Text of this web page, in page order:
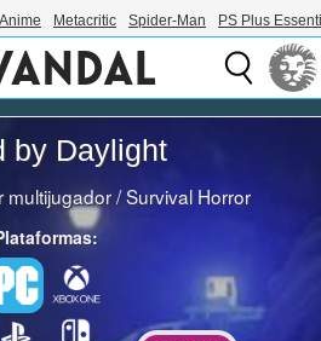
Anime Metacritic Spider-Man PS Plus
by Daylight
multijugador/Survival Horror